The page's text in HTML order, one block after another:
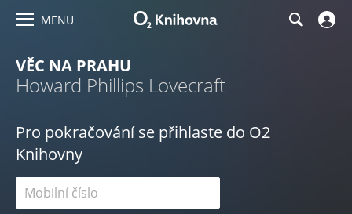
MENU
VĚC NA PRAHU
Howard Phillips Lovecraft
Pro pokračování se přihlaste do O2
Knihovny